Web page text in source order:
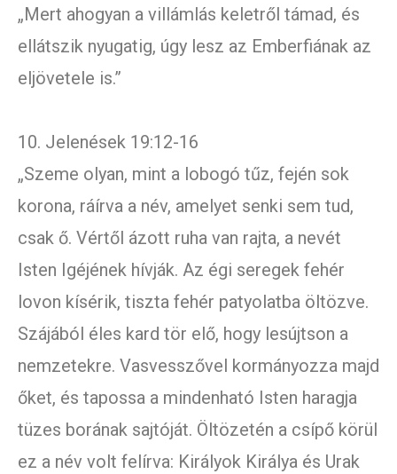
„Mert ahogyan a villámlás keletről támad, és
ellátszik nyugatig, úgy lesz az Emberfiának az
eljövetele is.”
10. Jelenések 19:12-16
„Szeme olyan, mint a lobogó tűz, fején sok
korona, ráírva a név, amelyet senki sem tud,
csak ő. Vértől ázott ruha van rajta, a nevét
Isten Igéjének hívják. Az égi seregek fehér
lovon kísérik, tiszta fehér patyolatba öltözve.
Szájából éles kard tör elő, hogy lesújtson a
nemzetekre. Vasvesszővel kormányozza majd
őket, és tapossa a mindenható Isten haragja
tüzes borának sajtóját. Öltözetén a csípő körül
ez a név volt felírva: Királyok Királya és Urak